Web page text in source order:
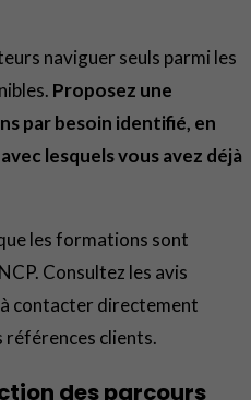
naviguer seuls parmi les
Proposez une
par besoin identifié, en
lesquels vous avez déjà
les formations sont
Consultez les avis
contacter directement
références clients.
des parcours